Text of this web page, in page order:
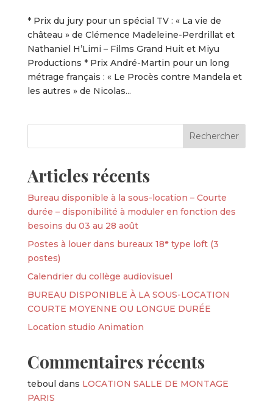
* Prix du jury pour un spécial TV : « La vie de
château » de Clémence Madeleine-Perdrillat et
Nathaniel H’Limi – Films Grand Huit et Miyu
Productions * Prix André-Martin pour un long
métrage français : « Le Procès contre Mandela et
les autres » de Nicolas...
Articles récents
Bureau disponible à la sous-location – Courte
durée – disponibilité à moduler en fonction des
besoins du 03 au 28 août
Postes à louer dans bureaux 18ᵉ type loft (3
postes)
Calendrier du collège audiovisuel
BUREAU DISPONIBLE À LA SOUS-LOCATION
COURTE MOYENNE OU LONGUE DURÉE
Location studio Animation
Commentaires récents
teboul dans LOCATION SALLE DE MONTAGE
PARIS